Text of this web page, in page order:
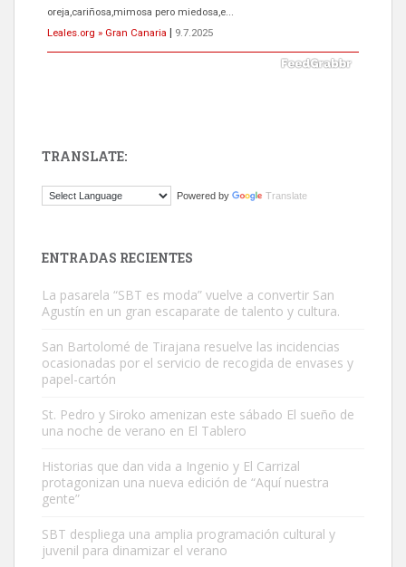
oreja,cariñosa,mimosa pero miedosa,e...
Leales.org » Gran Canaria
9.7.2025
El ayuntamiento se va a llevar a Los Gatos callejeros de la zona los
Gato manso encontrado
Este gato macho ha aparecido en la calle hace menos de un mes,
es muy manso y extremadamente cari...
TRANSLATE:
Powered by Translate
ENTRADAS RECIENTES
La pasarela “SBT es moda” vuelve a convertir San
Agustín en un gran escaparate de talento y cultura.
San Bartolomé de Tirajana resuelve las incidencias
ocasionadas por el servicio de recogida de envases y
papel-cartón
St. Pedro y Siroko amenizan este sábado El sueño de
una noche de verano en El Tablero
Historias que dan vida a Ingenio y El Carrizal
protagonizan una nueva edición de “Aquí nuestra
gente”
SBT despliega una amplia programación cultural y
juvenil para dinamizar el verano